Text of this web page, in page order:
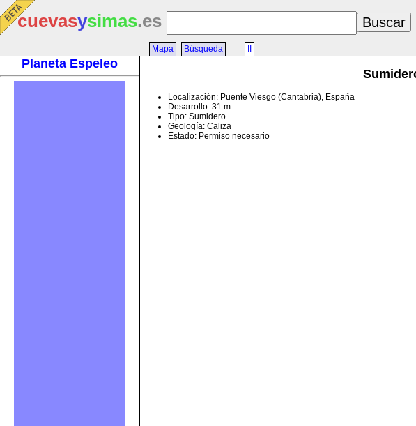
cuevasysimas.es
Planeta Espeleo
Mapa Búsqueda
Localización: Puente Viesgo (Cantabria), España
Desarrollo: 31 m
Tipo: Sumidero
Geología: Caliza
Estado: Permiso necesario